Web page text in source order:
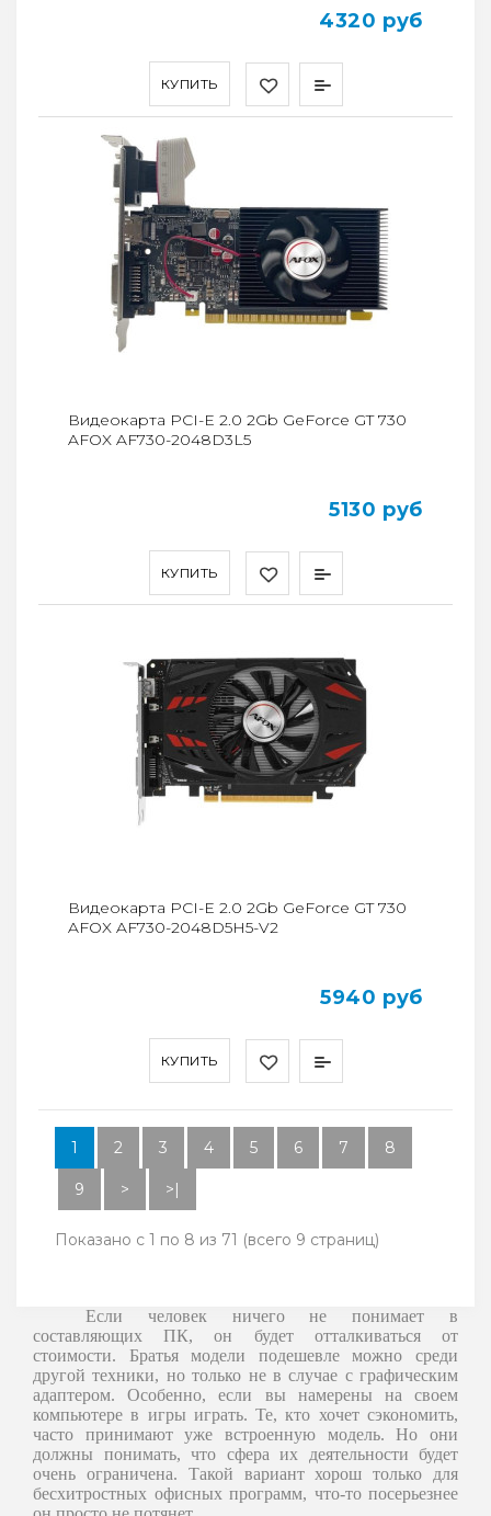
КУПИТЬ
4320 руб
КУПИТЬ
Видеокарта PCI-E 2.0 2Gb GeForce GT 730
AFOX AF730-2048D3L5
5130 руб
КУПИТЬ
Видеокарта PCI-E 2.0 2Gb GeForce GT 730
AFOX AF730-2048D5H5-V2
5940 руб
1 2 3 4 5 6 7 8
9 > >|
Показано с 1 по 8 из 71 (всего 9 страниц)
Если человек ничего не понимает в
составляющих ПК, он будет отталкиваться от
стоимости. Братья модели подешевле можно среди
другой техники, но только не в случае с графическим
адаптером. Особенно, если вы намерены на своем
компьютере в игры играть. Те, кто хочет сэкономить,
часто принимают уже встроенную модель. Но они
должны понимать, что сфера их деятельности будет
очень ограничена. Такой вариант хорош только для
бесхитростных офисных программ, что-то посерьезнее